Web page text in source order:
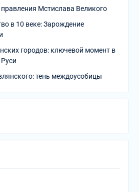
Мстислава Великого
в 10 веке: Зарождение
городов: ключевой момент в
тень междоусобицы